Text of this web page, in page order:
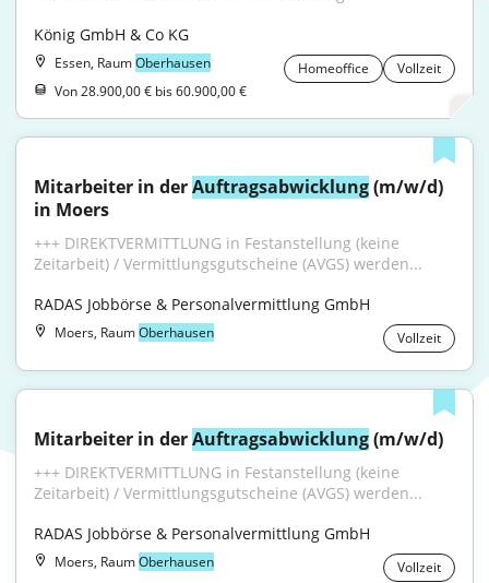
König GmbH & Co KG
Essen, RaumOberhausen Homeoffice
Vollzeit
Von 28.900,00 € bis 60.900,00 €
Mitarbeiter in der Auftragsabwicklung (m/w/d)
in Moers
+++ DIREKTVERMITTLUNG in Festanstellung (keine
Zeitarbeit) / Vermittlungsgutscheine (AVGS) werden...
RADAS Jobbörse & Personalvermittlung GmbH
Moers, RaumOberhausen Vollzeit
Mitarbeiter in der Auftragsabwicklung (m/w/d)
+++ DIREKTVERMITTLUNG in Festanstellung (keine
Zeitarbeit) / Vermittlungsgutscheine (AVGS) werden...
RADAS Jobbörse & Personalvermittlung GmbH
Moers, RaumOberhausen Vollzeit